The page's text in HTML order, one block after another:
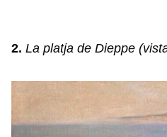
2. La platja de Dieppe